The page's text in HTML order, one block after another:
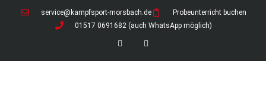
service@kampfsport-morsbach.de
Probeunterricht buchen
01517 0691682 (auch WhatsApp möglich)